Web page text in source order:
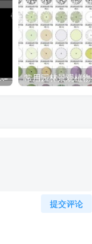
（YQArch 6.7.4）
提交评论